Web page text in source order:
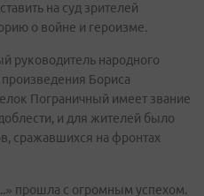
на суд зрителей
о войне и героизме.
руководитель народного
Бориса
Пограничный имеет звание
и для жителей было
сражавшихся на фронтах
прошла с огромным успехом.